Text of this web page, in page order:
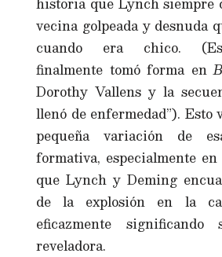
vecina golpeada y desnuda
cuando era chico.
finalmente tomó forma en
Dorothy Vallens y la
llenó de enfermedad”). Esto
pequeña variación de
formativa, especialmente
que Lynch y Deming
de la explosión en la
eficazmente significando
reveladora.